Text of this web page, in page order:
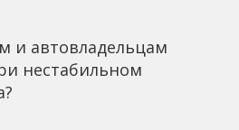
и автовладельцам
нестабильном